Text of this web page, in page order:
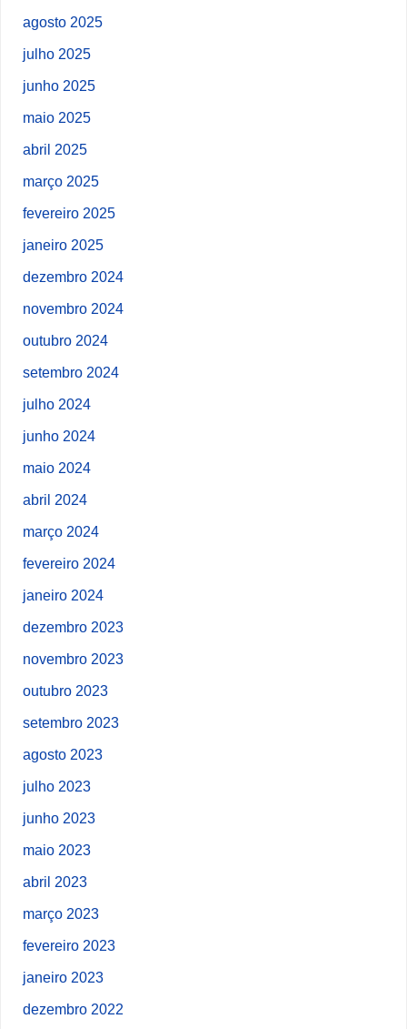
agosto 2025
julho 2025
junho 2025
maio 2025
abril 2025
março 2025
fevereiro 2025
janeiro 2025
dezembro 2024
novembro 2024
outubro 2024
setembro 2024
julho 2024
junho 2024
maio 2024
abril 2024
março 2024
fevereiro 2024
janeiro 2024
dezembro 2023
novembro 2023
outubro 2023
setembro 2023
agosto 2023
julho 2023
junho 2023
maio 2023
abril 2023
março 2023
fevereiro 2023
janeiro 2023
dezembro 2022